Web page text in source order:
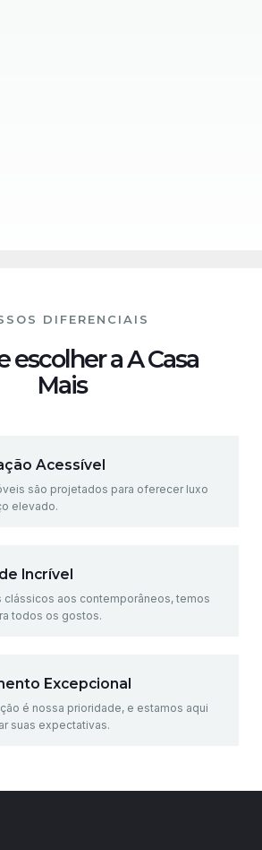
DIFERENCIAIS
escolher a A Casa
Mais
Acessível
são projetados para oferecer luxo
elevado.
Incrível
clássicos aos contemporâneos, temos
todos os gostos.
Excepcional
é nossa prioridade, e estamos aqui
suas expectativas.